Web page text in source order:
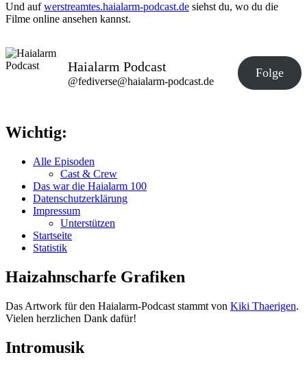
Und aufwerstreamtes.haialarm-podcast.de siehst du, wo du die
Filme online ansehen kannst.
Haialarm Podcast
@fediverse@haialarm-podcast.de
Folge
Wichtig:
Alle Episoden
Cast & Crew
Das war die Haialarm 100
Datenschutzerklärung
Impressum
Unterstützen
Startseite
Statistik
Haizahnscharfe Grafiken
Das Artwork für den Haialarm-Podcast stammt von Kiki Thaerigen.
Vielen herzlichen Dank dafür!
Intromusik